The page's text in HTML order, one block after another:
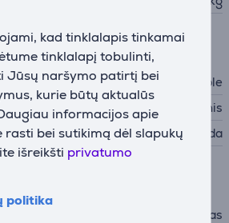
kad tinklalapis tinkamai
tinklalapį tobulinti,
Jūsų naršymo patirtį bei
kurie būtų aktualūs
informacijos apie
rasti bei sutikimą dėl slapukų
išreikšti privatumo
politika
Apple
Aliuminis
Juoda
įkrovimo laidas